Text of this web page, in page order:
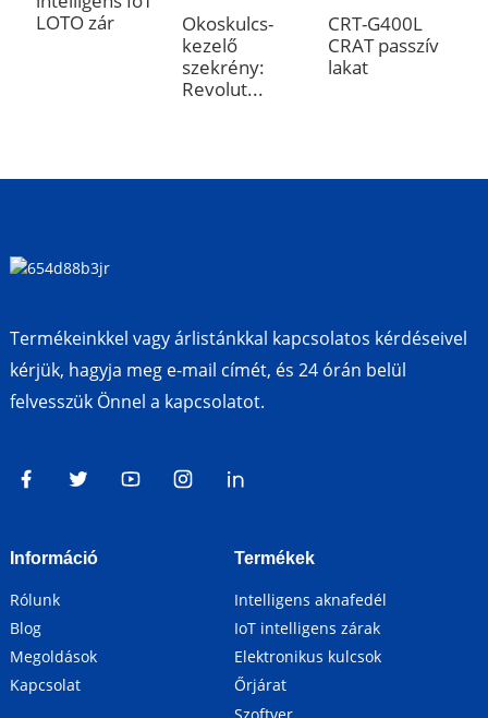
LOTO zár
Okoskulcs-
kezelő
szekrény:
Revolut...
CRT-G400L
CRAT passzív
lakat
Termékeinkkel vagy árlistánkkal kapcsolatos kérdéseivel
kérjük, hagyja meg e-mail címét, és 24 órán belül
felvesszük Önnel a kapcsolatot.
Információ
Rólunk
Blog
Megoldások
Kapcsolat
Termékek
Intelligens aknafedél
IoT intelligens zárak
Elektronikus kulcsok
Őrjárat
Szoftver